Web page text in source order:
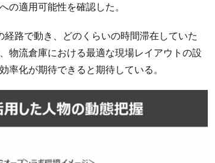
の適用可能性を確認した。
路で動き、どのくらいの時間滞在していた
物流倉庫における最適な現場レイアウトの設
率化が期待できると期待している。